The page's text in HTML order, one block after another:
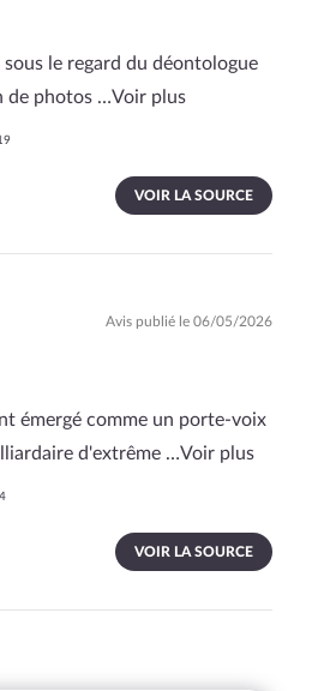
le regard du déontologue
de photos …Voir plus
VOIR LA SOURCE
Avis publié le 06/05/2026
émergé comme un porte-voix
d'extrême …Voir plus
VOIR LA SOURCE